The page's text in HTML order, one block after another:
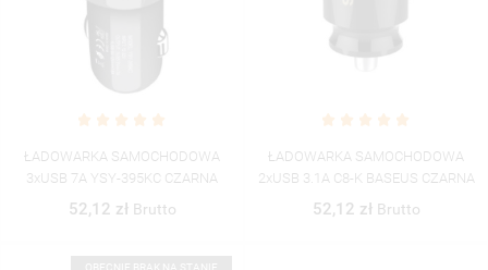
ŁADOWARKA SAMOCHODOWA
3xUSB 7A YSY-395KC CZARNA
52,12 zł Brutto
ŁADOWARKA SAMOCHODOWA
2xUSB 3.1A C8-K BASEUS CZARNA
52,12 zł Brutto